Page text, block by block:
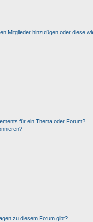
Mitglieder hinzufügen oder diese
für ein Thema oder Forum?
zu diesem Forum gibt?